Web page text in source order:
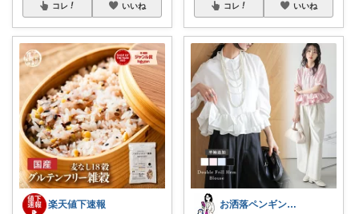
コレ いいね
楽天値下速報
コレ いいね
お洒落ペンギン🐧暮らし×ときめき